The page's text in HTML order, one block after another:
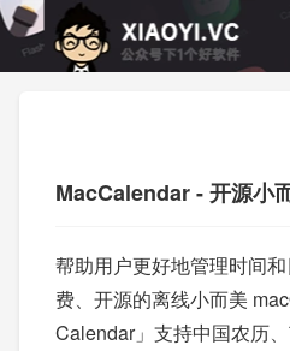
MacCalendar - 开源小
帮助用户更好地管理时间
费、开源的离线小而美
Calendar」支持中国农历